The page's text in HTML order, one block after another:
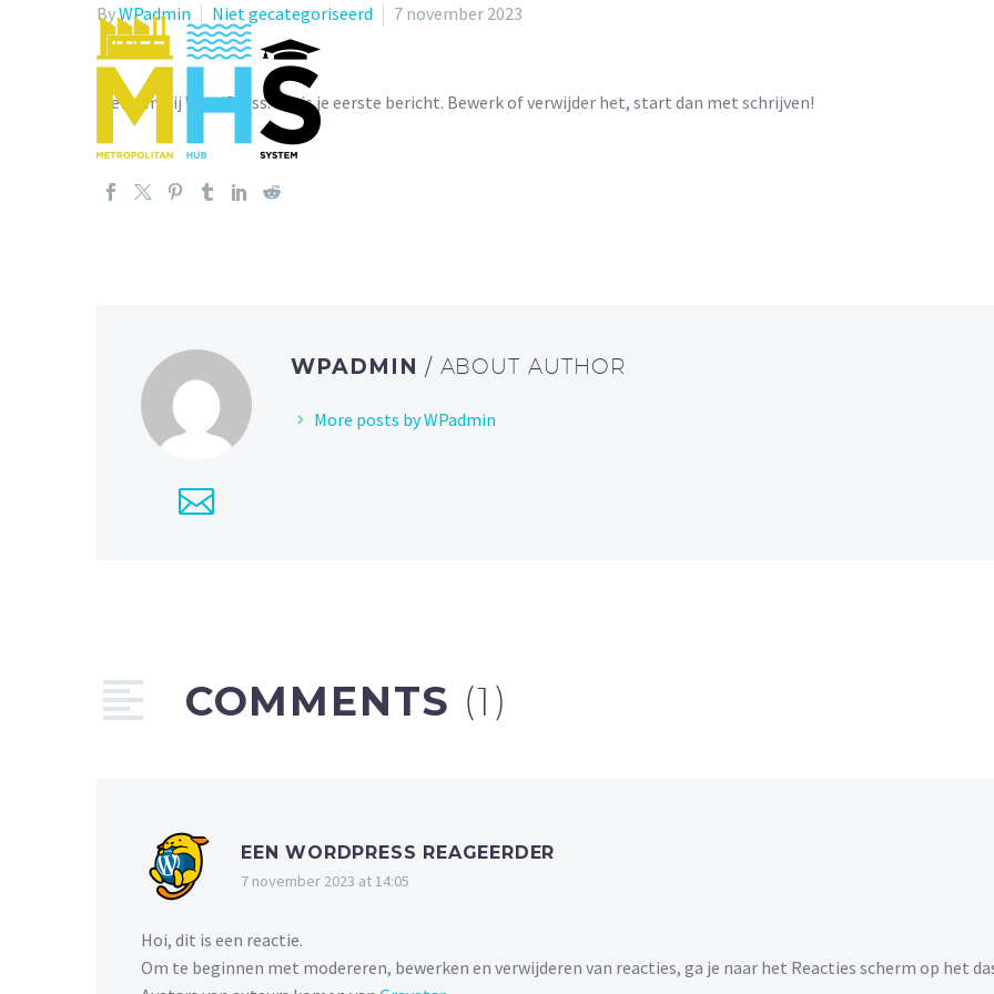
ByWPadmin Niet gecategoriseerd 7 november 2023
Welkom bij WordPress. Dit is je eerste bericht. Bewerk of verwijder het, start dan met schrijven!
WPADMIN / ABOUT AUTHOR
More posts by WPadmin
COMMENTS (1)
EEN WORDPRESS REAGEERDER
7 november 2023 at 14:05
Hoi, dit is een reactie.
Om te beginnen met modereren, bewerken en verwijderen van reacties, ga je naar het Reacties scherm op het